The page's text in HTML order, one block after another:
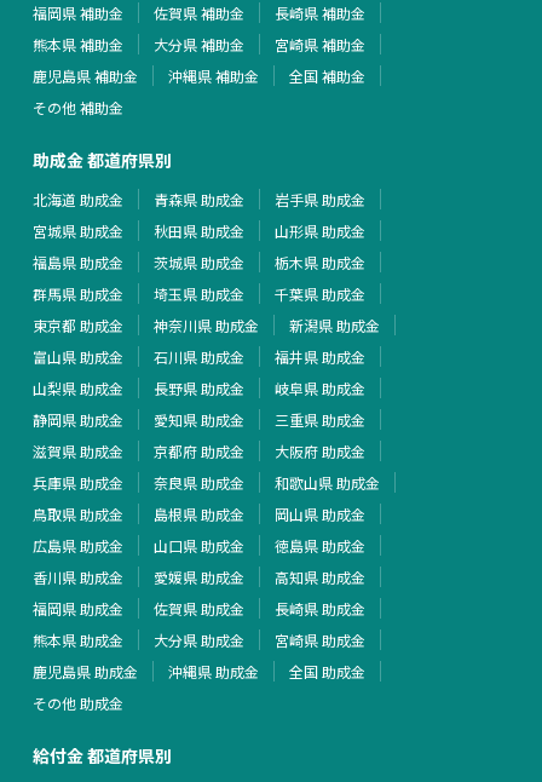
福岡県 補助金
佐賀県 補助金
長崎県 補助金
熊本県 補助金
大分県 補助金
宮崎県 補助金
鹿児島県 補助金
沖縄県 補助金
全国 補助金
その他 補助金
助成金 都道府県別
北海道 助成金 青森県 助成金
岩手県 助成金
宮城県 助成金
秋田県 助成金
山形県 助成金
福島県 助成金
茨城県 助成金
栃木県 助成金
群馬県 助成金
埼玉県 助成金
千葉県 助成金
東京都 助成金
神奈川県 助成金
新潟県 助成金
富山県 助成金
石川県 助成金
福井県 助成金
山梨県 助成金
長野県 助成金
岐阜県 助成金
静岡県 助成金
愛知県 助成金
三重県 助成金
滋賀県 助成金
京都府 助成金
大阪府 助成金
兵庫県 助成金
奈良県 助成金
和歌山県 助成金
鳥取県 助成金
島根県 助成金
岡山県 助成金
広島県 助成金
山口県 助成金
徳島県 助成金
香川県 助成金
愛媛県 助成金
高知県 助成金
福岡県 助成金
佐賀県 助成金
長崎県 助成金
熊本県 助成金
大分県 助成金
宮崎県 助成金
鹿児島県 助成金
沖縄県 助成金
全国 助成金
その他 助成金
給付金 都道府県別